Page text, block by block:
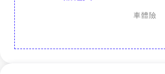
車體險